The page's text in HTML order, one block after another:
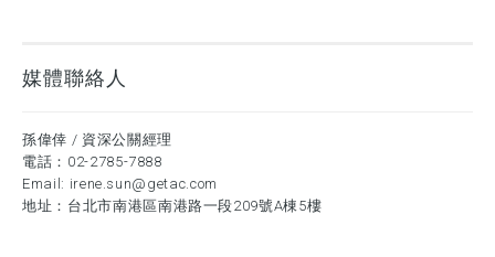
媒體聯絡人
孫偉倖 / 資深公關經理
電話： 02-2785-7888
Email: irene.sun@getac.com
地址：台北市南港區南港路一段209號A棟5樓